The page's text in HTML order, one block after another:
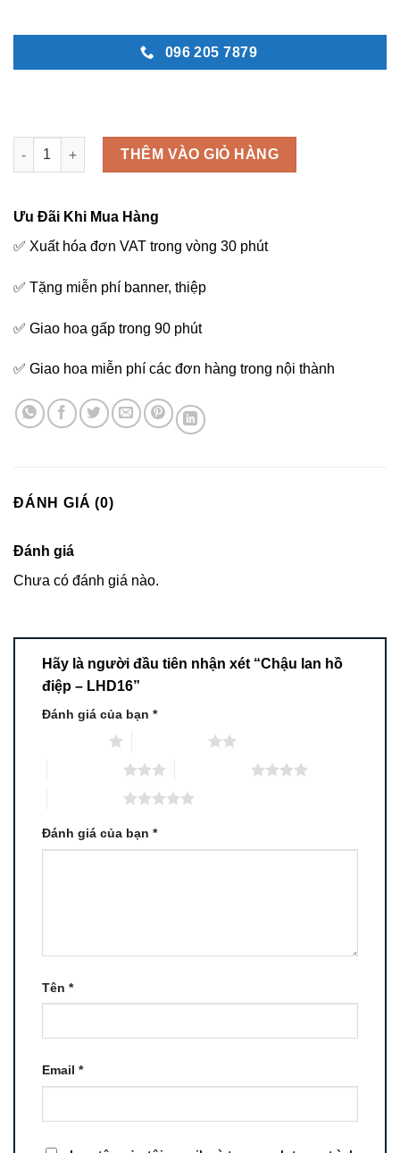
096 205 7879
Chậu lan hồ điệp - LHD16 số lượng
THÊM VÀO GIỎ HÀNG
Ưu Đãi Khi Mua Hàng
✅ Xuất hóa đơn VAT trong vòng 30 phút
✅ Tặng miễn phí banner, thiệp
✅ Giao hoa gấp trong 90 phút
✅ Giao hoa miễn phí các đơn hàng trong nội thành
ĐÁNH GIÁ (0)
Đánh giá
Chưa có đánh giá nào.
Hãy là người đầu tiên nhận xét “Chậu lan hồ
điệp – LHD16”
Đánh giá của bạn *
Đánh giá của bạn *
Tên *
Email *